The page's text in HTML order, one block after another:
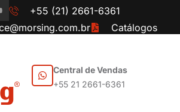
+55 (21) 2661-6361
Catálogos
Central de Vendas
+55 21 2661-6361